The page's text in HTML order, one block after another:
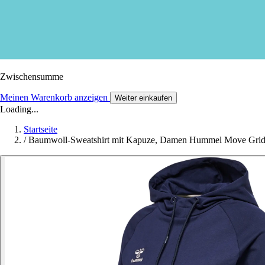
Zwischensumme
Meinen Warenkorb anzeigen Weiter einkaufen
Loading...
Startseite
/ Baumwoll-Sweatshirt mit Kapuze, Damen Hummel Move Grid